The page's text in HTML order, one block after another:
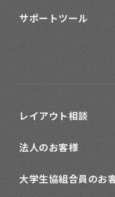
サポートツール
レイアウト相談
法人のお客様
大学生協組合員のお